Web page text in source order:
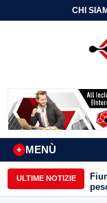
CHI
MENÙ
+
ULTIME NOTIZIE